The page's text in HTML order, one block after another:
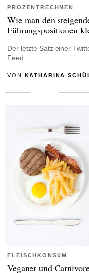
PROZENTRECHNEN
Wie man den
Führungspositionen
Der letzte Satz einer
Feed…
VON KATHARINA
FLEISCHKONSUM
Veganer und